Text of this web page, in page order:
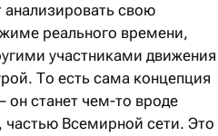
свою
реального времени,
участниками
То есть сама концепция
он станет чем-то вроде
частью Всемирной сети. Это